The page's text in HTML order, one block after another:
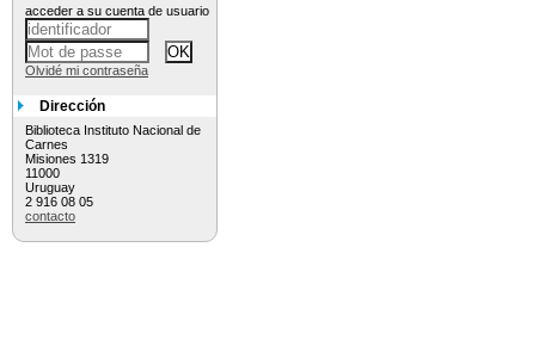
acceder a su cuenta de usuario
Olvidé mi contraseña
Dirección
Biblioteca Instituto Nacional de
Carnes
Misiones 1319
11000
Uruguay
2 916 08 05
contacto